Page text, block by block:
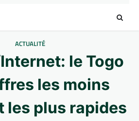
ACTUALITÉ
le Togo
les moins
les plus rapides